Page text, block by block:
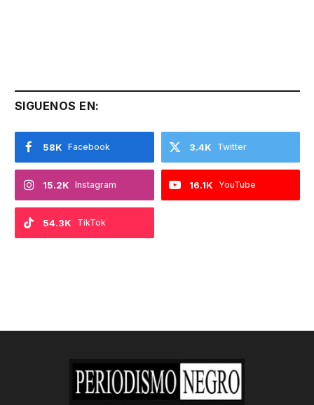
SIGUENOS EN:
Facebook
58K Twitter
3.4K
Instagram
15.2K YouTube
16.1K
TikTok
54.3K